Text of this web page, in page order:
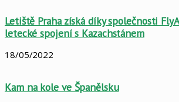
Letiště Praha získá díky společnosti
letecké spojení s Kazachstánem
18/05/2022
Kam na kole ve Španělsku